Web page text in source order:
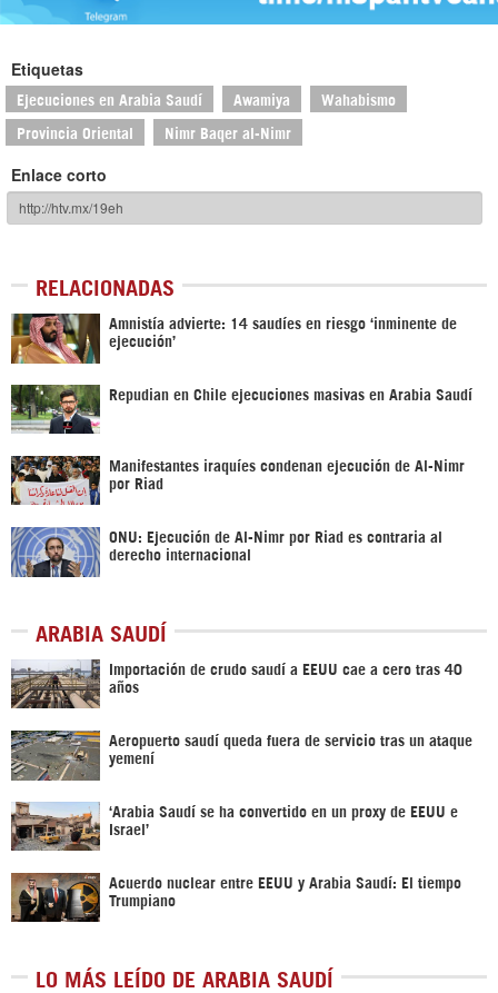
Etiquetas
Ejecuciones en Arabia Saudí Awamiya Wahabismo
Provincia Oriental Nimr Baqer al-Nimr
Enlace corto
RELACIONADAS
Amnistía advierte: 14 saudíes en riesgo ‘inminente de
ejecución’
Repudian en Chile ejecuciones masivas en Arabia Saudí
Manifestantes iraquíes condenan ejecución de Al-Nimr
por Riad
ONU: Ejecución de Al-Nimr por Riad es contraria al
derecho internacional
ARABIA SAUDÍ
Importación de crudo saudí a EEUU cae a cero tras 40
años
Aeropuerto saudí queda fuera de servicio tras un ataque
yemení
‘Arabia Saudí se ha convertido en un proxy de EEUU e
Israel’
Acuerdo nuclear entre EEUU y Arabia Saudí: El tiempo
Trumpiano
LO MÁS LEÍDO DE ARABIA SAUDÍ